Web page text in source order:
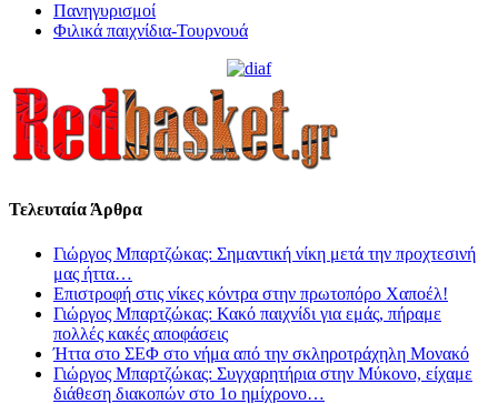
Πανηγυρισμοί
Φιλικά παιχνίδια-Τουρνουά
Τελευταία Άρθρα
Γιώργος Μπαρτζώκας: Σημαντική νίκη μετά την προχτεσινή
μας ήττα…
Επιστροφή στις νίκες κόντρα στην πρωτοπόρο Χαποέλ!
Γιώργος Μπαρτζώκας: Κακό παιχνίδι για εμάς, πήραμε
πολλές κακές αποφάσεις
Ήττα στο ΣΕΦ στο νήμα από την σκληροτράχηλη Μονακό
Γιώργος Μπαρτζώκας: Συγχαρητήρια στην Μύκονο, είχαμε
διάθεση διακοπών στο 1ο ημίχρονο…